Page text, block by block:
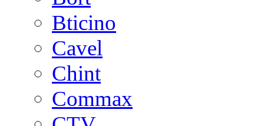
Bticino
Cavel
Chint
Commax